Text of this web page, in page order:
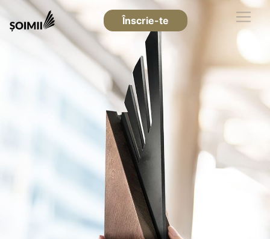
Înscrie-te